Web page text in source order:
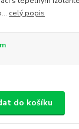
celý popis
do košíku